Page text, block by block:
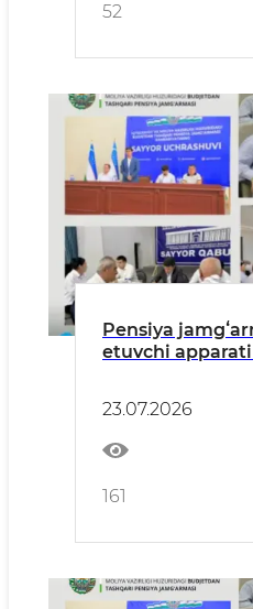
52
Pensiya
etuvchi
oʻtkaziladi
23.07.2026
161